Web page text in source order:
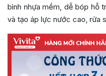
bình nhựa mềm, dễ bóp hỗ
và tạo áp lực nước cao, rửa